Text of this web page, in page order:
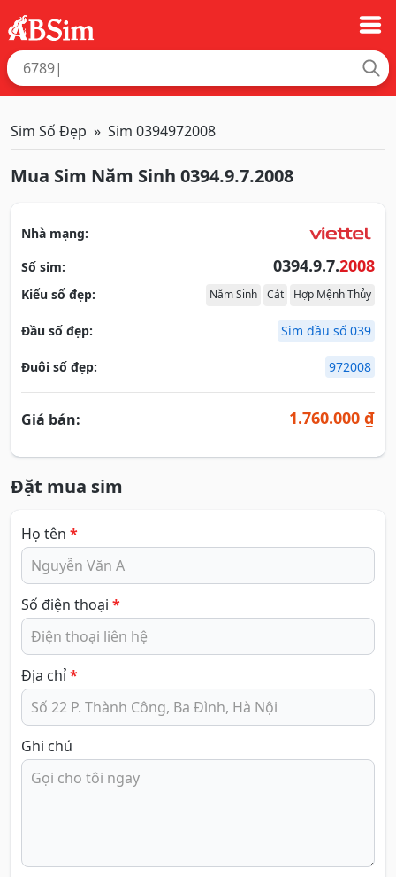
Sim Số Đẹp Sim 0394972008
Mua Sim Năm Sinh 0394.9.7.2008
Nhà mạng:
Số sim:
0394.9.7.2008
Kiểu số đẹp: Năm Sinh Cát Hợp Mệnh Thủy
Đầu số đẹp: Sim đầu số 039
Đuôi số đẹp: 972008
Giá bán: 1.760.000 ₫
Đặt mua sim
Họ tên *
Số điện thoại *
Địa chỉ*
Ghi chú